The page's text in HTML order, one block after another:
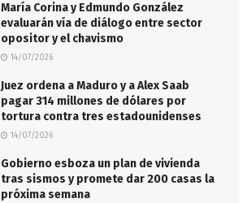
María Corina y Edmundo González
evaluarán vía de diálogo entre sector
opositor y el chavismo
14/07/2026
Juez ordena a Maduro y a Alex Saab
pagar 314 millones de dólares por
tortura contra tres estadounidenses
14/07/2026
Gobierno esboza un plan de vivienda
tras sismos y promete dar 200 casas la
próxima semana